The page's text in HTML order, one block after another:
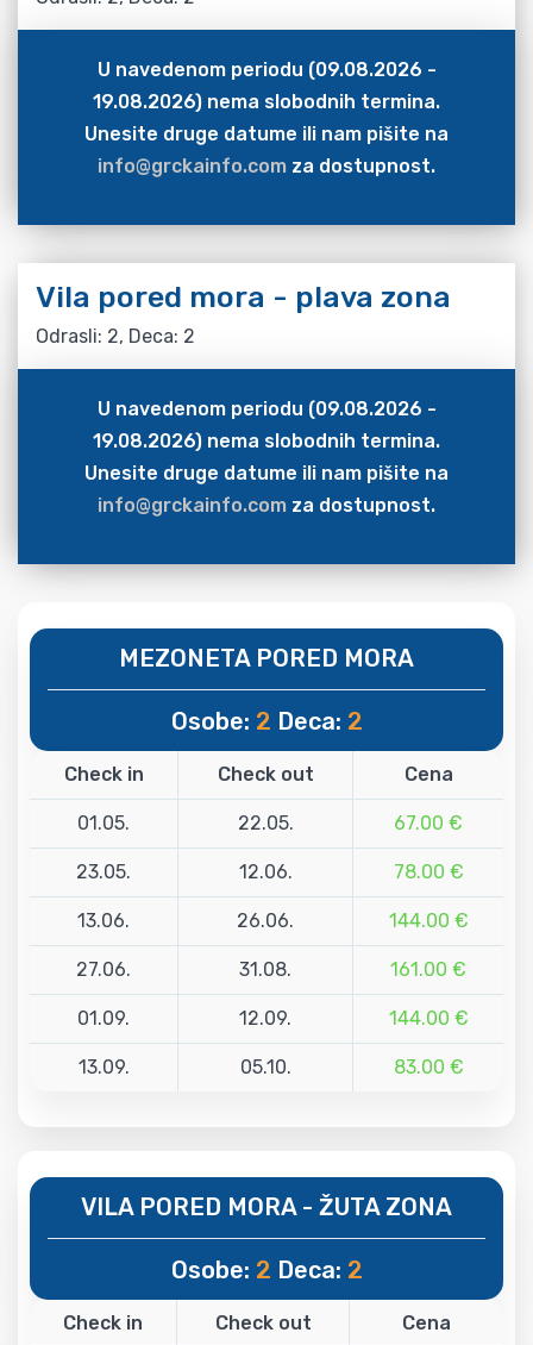
U navedenom periodu (09.08.2026 -
19.08.2026) nema slobodnih termina.
Unesite druge datume ili nam pišite na
info@grckainfo.com za dostupnost.
Vila pored mora - plava zona
Odrasli: 2, Deca: 2
U navedenom periodu (09.08.2026 -
19.08.2026) nema slobodnih termina.
Unesite druge datume ili nam pišite na
info@grckainfo.com za dostupnost.
MEZONETA PORED MORA
Osobe: 2 Deca: 2
Check in Check out Cena
01.05. 22.05. 67.00 €
23.05. 12.06. 78.00 €
13.06. 26.06. 144.00 €
27.06. 31.08. 161.00 €
01.09. 12.09. 144.00 €
13.09. 05.10. 83.00 €
VILA PORED MORA - ŽUTA ZONA
Osobe: 2 Deca: 2
Check in Check out Cena